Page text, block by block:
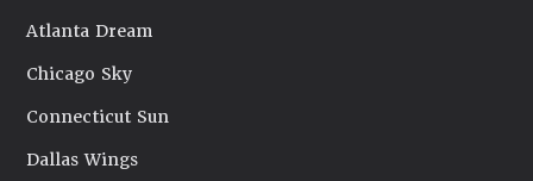
Atlanta Dream
Chicago Sky
Connecticut Sun
Dallas Wings